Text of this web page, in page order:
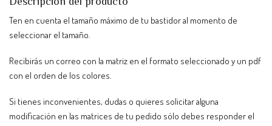
Ten en cuenta el tamaño máximo de tu bastidor al momento de
seleccionar el tamaño.
Recibirás un correo con la matriz en el formato seleccionado y un pdf
con el orden de los colores.
Si tienes inconvenientes, dudas o quieres solicitar alguna
modificación en las matrices de tu pedido sólo debes responder el